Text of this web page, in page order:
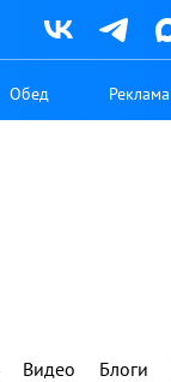
Обед Реклама
Видео Блоги